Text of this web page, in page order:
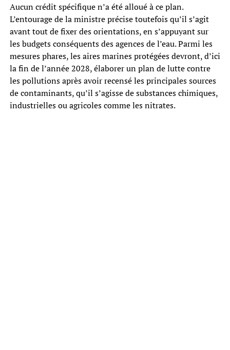
Aucun crédit spécifique n’a été alloué à ce plan.
L’entourage de la ministre précise toutefois qu’il s’agit
avant tout de fixer des orientations, en s’appuyant sur
les budgets conséquents des agences de l’eau. Parmi les
mesures phares, les aires marines protégées devront, d’ici
la fin de l’année 2028, élaborer un plan de lutte contre
les pollutions après avoir recensé les principales sources
de contaminants, qu’il s’agisse de substances chimiques,
industrielles ou agricoles comme les nitrates.